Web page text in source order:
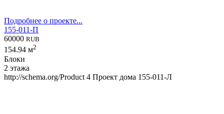
Подробнее о проекте...
155-011-П
60000 RUB
154.94 м2
Блоки
2 этажа
http://schema.org/Product 4 Проект дома 155-011-Л